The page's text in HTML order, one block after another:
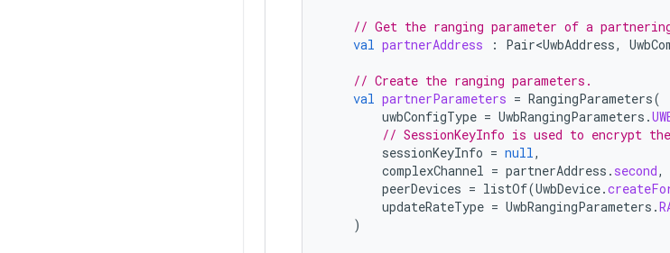
// Get the ranging parameter of a
val partnerAddress : Pair<UwbAddress,
// Create the ranging parameters.
val partnerParameters = RangingParameters(
uwbConfigType = UwbRangingParameters .
// SessionKeyInfo is used to encrypt
sessionKeyInfo = null,
complexChannel = partnerAddress . second,
peerDevices = listOf(UwbDevice.
updateRateType = UwbRangingParameters .
)